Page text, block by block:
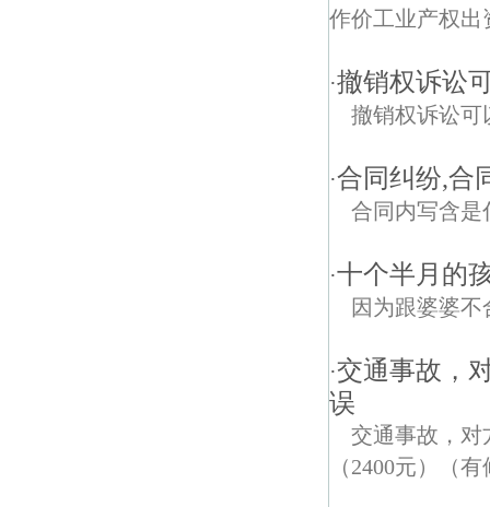
作价工业产权出
·撤销权诉讼
撤销权诉讼可
·合同纠纷,合
合同内写含是
·十个半月的
因为跟婆婆
·交通事故，
误
交通事故，对
（2400元）（